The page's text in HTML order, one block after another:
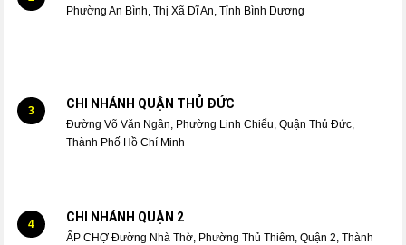
Phường An Bình, Thị Xã Dĩ An, Tỉnh Bình Dương
3 CHI NHÁNH QUẬN THỦ ĐỨC
Đường Võ Văn Ngân, Phường Linh Chiểu, Quận Thủ Đức,
Thành Phố Hồ Chí Minh
4 CHI NHÁNH QUẬN 2
ẤP CHỢ Đường Nhà Thờ, Phường Thủ Thiêm, Quận 2, Thành